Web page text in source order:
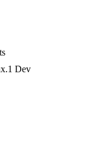
Dev